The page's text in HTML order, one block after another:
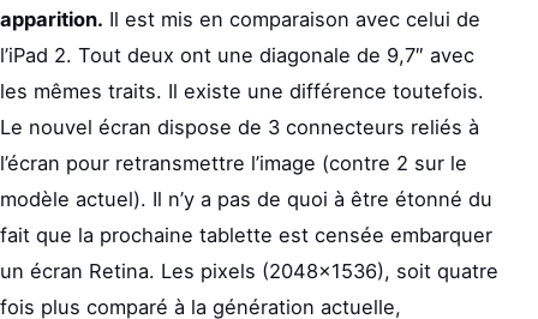
apparition. Il est mis en comparaison avec celui de
l’iPad 2. Tout deux ont une diagonale de 9,7″ avec
les mêmes traits. Il existe une différence toutefois.
Le nouvel écran dispose de 3 connecteurs reliés à
l’écran pour retransmettre l’image (contre 2 sur le
modèle actuel). Il n’y a pas de quoi à être étonné du
fait que la prochaine tablette est censée embarquer
un écran Retina. Les pixels (2048×1536), soit quatre
fois plus comparé à la génération actuelle,